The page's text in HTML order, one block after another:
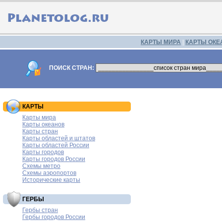
КАРТЫ МИРА КАРТЫ
ПОИСК СТРАН:
КАРТЫ
Карты мира
Карты океанов
Карты стран
Карты областей и штатов
Карты областей России
Карты городов
Карты городов России
Схемы метро
Схемы аэропортов
Исторические карты
ГЕРБЫ
Гербы стран
Гербы городов России